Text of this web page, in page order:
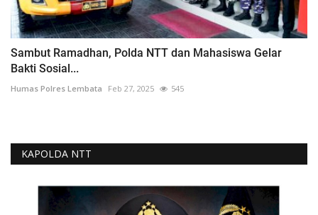
Sambut Ramadhan, Polda NTT dan Mahasiswa Gelar
Bakti Sosial...
Humas Polres Lembata Feb 27, 2025 545
KAPOLDA NTT